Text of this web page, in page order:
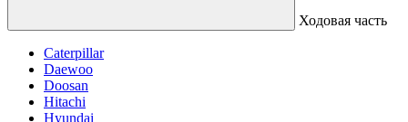
Ходовая часть
Caterpillar
Daewoo
Doosan
Hitachi
Hyundai